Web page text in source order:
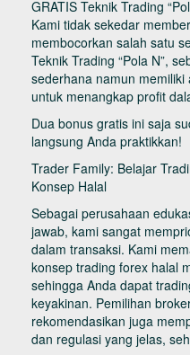
GRATIS Teknik Trading
Kami tidak sekedar
membocorkan salah satu
Teknik Trading “Pola N”,
sederhana namun
untuk menangkap profit
Dua bonus gratis ini saja
langsung Anda praktikkan!
Trader Family: Belajar
Konsep Halal
Sebagai perusahaan
jawab, kami sangat
dalam transaksi. Kami
konsep trading forex halal
sehingga Anda dapat
keyakinan. Pemilihan
rekomendasikan juga
dan regulasi yang jelas,